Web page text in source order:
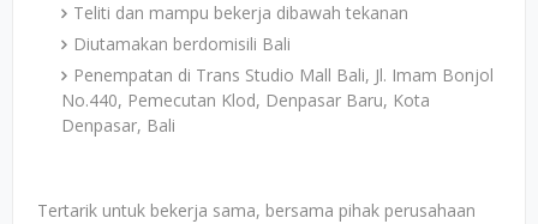
Teliti dan mampu bekerja dibawah tekanan
Diutamakan berdomisili Bali
Penempatan di Trans Studio Mall Bali, Jl. Imam Bonjol
No.440, Pemecutan Klod, Denpasar Baru, Kota
Denpasar, Bali
Tertarik untuk bekerja sama, bersama pihak perusahaan